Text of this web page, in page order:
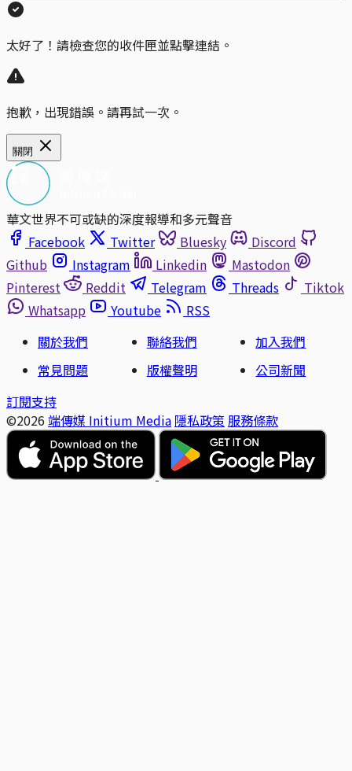
太好了！請檢查您的收件匣並點擊連結。
抱歉，出現錯誤。請再試一次。
關閉
華文世界不可或缺的深度報導和多元聲音
Facebook
Twitter Bluesky
Discord
Github
Instagram Linkedin
Mastodon
Pinterest
Reddit Telegram Threads
Tiktok
Whatsapp
Youtube
RSS
關於我們
聯絡我們
加入我們
常見問題
版權聲明
公司新聞
訂閱支持
©2026 端傳媒 Initium Media 隱私政策 服務條款